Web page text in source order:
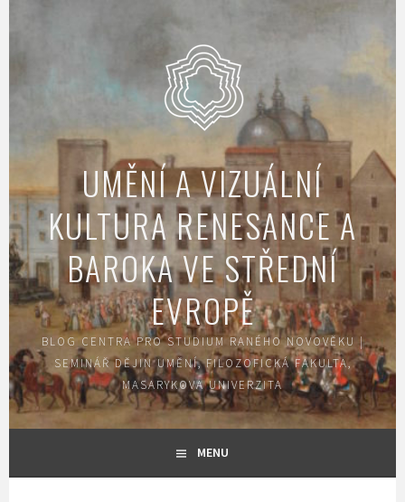
content
UMĚNÍ A VIZUÁLNÍ
KULTURA RENESANCE A
BAROKA VE STŘEDNÍ
EVROPĚ
BLOG CENTRA PRO STUDIUM RANÉHO NOVOVĚKU |
SEMINÁŘ DĚJIN UMĚNÍ, FILOZOFICKÁ FAKULTA,
MASARYKOVA UNIVERZITA
MENU